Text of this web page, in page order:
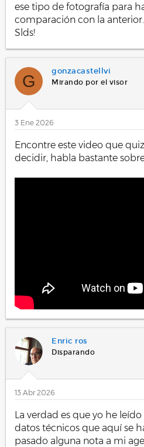
ese tipo de fotografía para
comparación con la anterior.
Slds!
G
gonzacastellvi
Mirando por el visor
3 Ene 2026
Encontre este video que
decidir, habla bastante
Enric ros
Disparando
13 Abr 2026
La verdad es que yo he
datos técnicos que aquí se
pasado alguna nota a mi